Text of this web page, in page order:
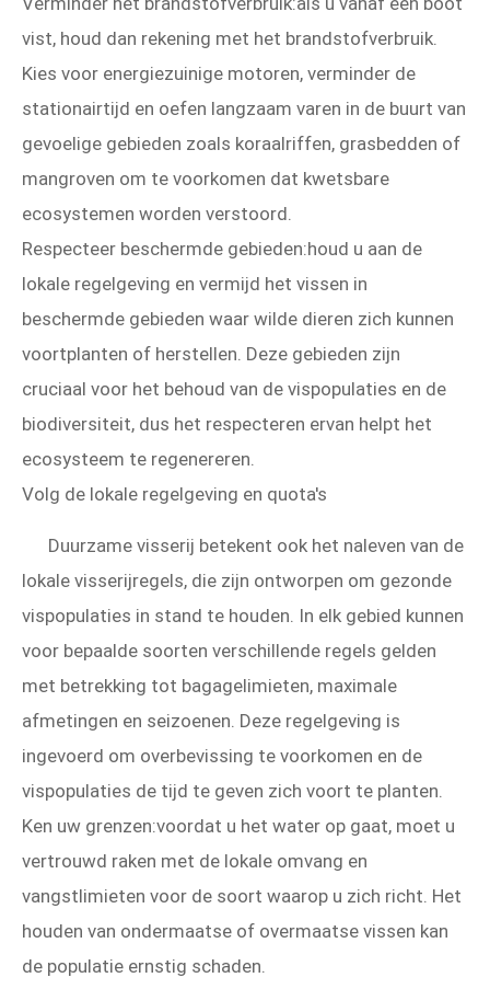
vist, houd dan rekening met het brandstofverbruik.
Kies voor energiezuinige motoren, verminder de
stationairtijd en oefen langzaam varen in de buurt van
gevoelige gebieden zoals koraalriffen, grasbedden of
mangroven om te voorkomen dat kwetsbare
ecosystemen worden verstoord.
Respecteer beschermde gebieden:houd u aan de
lokale regelgeving en vermijd het vissen in
beschermde gebieden waar wilde dieren zich kunnen
voortplanten of herstellen. Deze gebieden zijn
cruciaal voor het behoud van de vispopulaties en de
biodiversiteit, dus het respecteren ervan helpt het
ecosysteem te regenereren.
Volg de lokale regelgeving en quota's
Duurzame visserij betekent ook het naleven van de
lokale visserijregels, die zijn ontworpen om gezonde
vispopulaties in stand te houden. In elk gebied kunnen
voor bepaalde soorten verschillende regels gelden
met betrekking tot bagagelimieten, maximale
afmetingen en seizoenen. Deze regelgeving is
ingevoerd om overbevissing te voorkomen en de
vispopulaties de tijd te geven zich voort te planten.
Ken uw grenzen:voordat u het water op gaat, moet u
vertrouwd raken met de lokale omvang en
vangstlimieten voor de soort waarop u zich richt. Het
houden van ondermaatse of overmaatse vissen kan
de populatie ernstig schaden.